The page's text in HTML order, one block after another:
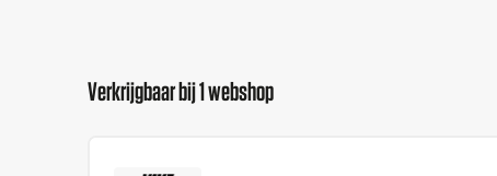
Verkrijgbaar bij 1 webshop